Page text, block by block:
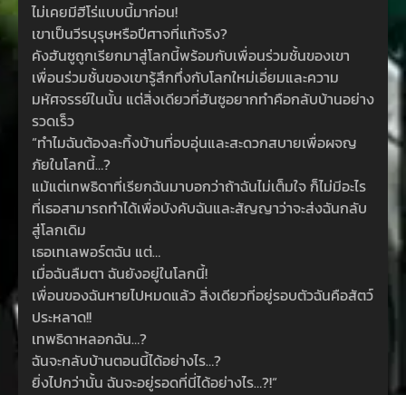
ไม่เคยมีฮีโร่แบบนี้มาก่อน!
เขาเป็นวีรบุรุษหรือปีศาจที่แท้จริง?
คังฮันซูถูกเรียกมาสู่โลกนี้พร้อมกับเพื่อนร่วมชั้นของเขา
เพื่อนร่วมชั้นของเขารู้สึกทึ่งกับโลกใหม่เอี่ยมและความ
มหัศจรรย์ในนั้น แต่สิ่งเดียวที่ฮันซูอยากทำคือกลับบ้านอย่าง
รวดเร็ว
“ทำไมฉันต้องละทิ้งบ้านที่อบอุ่นและสะดวกสบายเพื่อผจญ
ภัยในโลกนี้…?
แม้แต่เทพธิดาที่เรียกฉันมาบอกว่าถ้าฉันไม่เต็มใจ ก็ไม่มีอะไร
ที่เธอสามารถทำได้เพื่อบังคับฉันและสัญญาว่าจะส่งฉันกลับ
สู่โลกเดิม
เธอเทเลพอร์ตฉัน แต่…
เมื่อฉันลืมตา ฉันยังอยู่ในโลกนี้!
เพื่อนของฉันหายไปหมดแล้ว สิ่งเดียวที่อยู่รอบตัวฉันคือสัตว์
ประหลาด!!
เทพธิดาหลอกฉัน…?
ฉันจะกลับบ้านตอนนี้ได้อย่างไร…?
ยิ่งไปกว่านั้น ฉันจะอยู่รอดที่นี่ได้อย่างไร…?!“